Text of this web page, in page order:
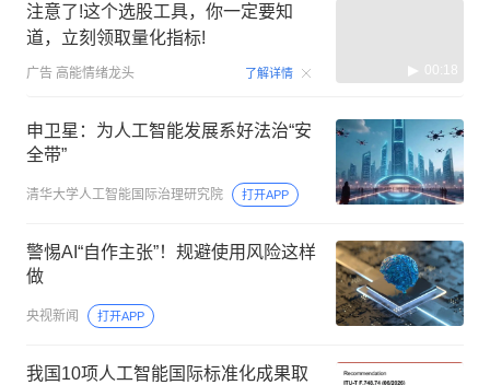
注意了!这个选股工具，你一定要知
道，立刻领取量化指标!
广告 高能情绪龙头 了解详情 00:18
申卫星：为人工智能发展系好法治“安
全带”
清华大学人工智能国际治理研究院 打开APP
警惕AI“自作主张”！规避使用风险这样
做
央视新闻 打开APP
我国10项人工智能国际标准化成果取